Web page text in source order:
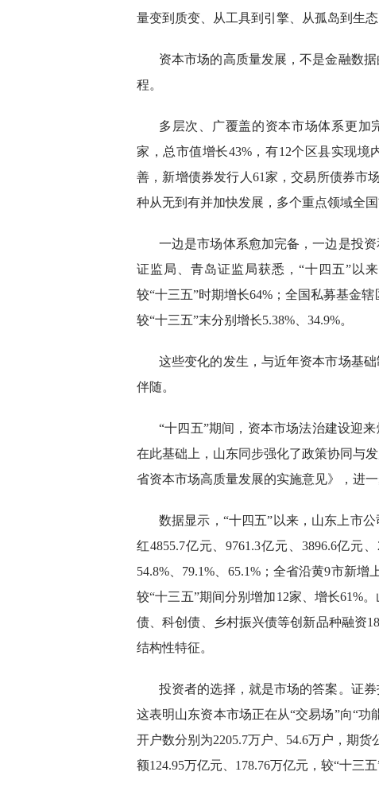
量变到质变、从工具到引擎、从孤岛到生态
资本市场的高质量发展，不是金融数
程。
多层次、广覆盖的资本市场体系更加
家，总市值增长43%，有12个区县实现
善，新增债券发行人61家，交易所债券市
种从无到有并加快发展，多个重点领域全国
一边是市场体系愈加完备，一边是投
证监局、青岛证监局获悉，“十四五”以
较“十三五”时期增长64%；全国私募基金
较“十三五”末分别增长5.38%、34.9%。
这些变化的发生，与近年资本市场基
伴随。
“十四五”期间，资本市场法治建设迎
在此基础上，山东同步强化了政策协同与
省资本市场高质量发展的实施意见》，进一
数据显示，“十四五”以来，山东上市
红4855.7亿元、9761.3亿元、3896.6亿元
54.8%、79.1%、65.1%；全省沿黄9市新增
较“十三五”期间分别增加12家、增长61%
债、科创债、乡村振兴债等创新品种融资
结构性特征。
投资者的选择，就是市场的答案。证
这表明山东资本市场正在从“交易场”向“
开户数分别为2205.7万户、54.6万户，期
额124.95万亿元、178.76万亿元，较“十三五